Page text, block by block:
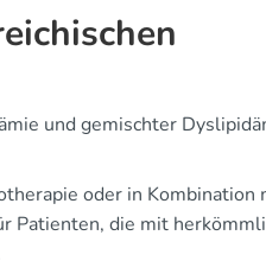
und gemischter
oder in Kombination
Patienten, die mit